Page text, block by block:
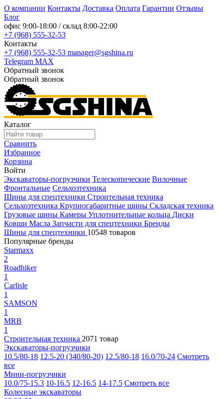
О компании Контакты Доставка Оплата Гарантии Отзывы
Блог
офис 9:00-18:00 / склад 8:00-22:00
+7 (968) 555-32-53
Контакты
+7 (968) 555-32-53 manager@sgshina.ru
Telegram MAX
Обратный звонок
Обратный звонок
Каталог
Сравнить
Избранное
Корзина
Войти
Экскаваторы-погрузчики Телескопические Вилочные
Фронтальные Сельхозтехника
Шины для спецтехники Строительная техника
Сельхозтехника Крупногабаритные шины Складская техника
Грузовые шины Камеры Уплотнительные кольца Диски
Ковши Масла Запчасти для спецтехники Бренды
Шины для спецтехники 10548 товаров
Популярные бренды
Starmaxx
2
Roadhiker
1
Carlisle
1
SAMSON
1
MRB
1
Строительная техника 2071 товар
Экскаваторы-погрузчики
10.5/80-18 12.5-20 (340/80-20) 12.5/80-18 16.0/70-24 Смотреть
все
Мини-погрузчики
10.0/75-15.3 10-16.5 12-16.5 14-17.5 Смотреть все
Колесные экскаваторы